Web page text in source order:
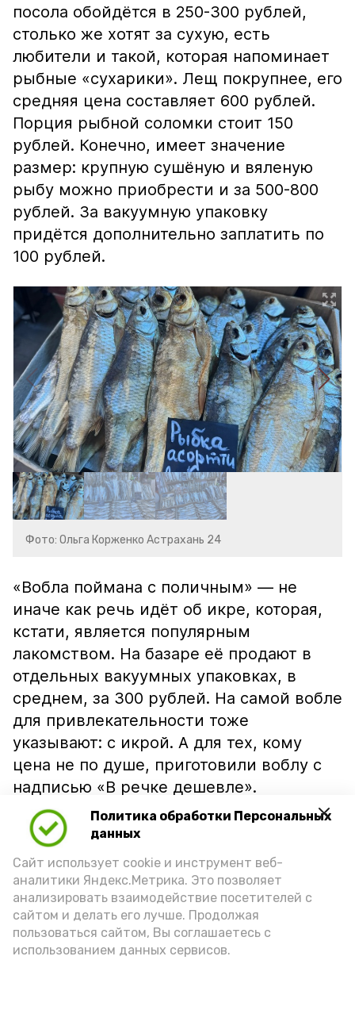
Политика обработки Персональных
данных
Сайт использует cookie и инструмент веб-
аналитики Яндекс.Метрика. Это позволяет
анализировать взаимодействие посетителей с
сайтом и делать его лучше. Продолжая
пользоваться сайтом, Вы соглашаетесь с
использованием данных сервисов.
посола обойдётся в 250-300 рублей,
столько же хотят за сухую, есть
любители и такой, которая напоминает
рыбные «сухарики». Лещ покрупнее, его
средняя цена составляет 600 рублей.
Порция рыбной соломки стоит 150
рублей. Конечно, имеет значение
размер: крупную сушёную и вяленую
рыбу можно приобрести и за 500-800
рублей. За вакуумную упаковку
придётся дополнительно заплатить по
100 рублей.
Фото: Ольга Корженко Астрахань 24
«Вобла поймана с поличным» — не
иначе как речь идёт об икре, которая,
кстати, является популярным
лакомством. На базаре её продают в
отдельных вакуумных упаковках, в
среднем, за 300 рублей. На самой вобле
для привлекательности тоже
указывают: с икрой. А для тех, кому
цена не по душе, приготовили воблу с
надписью «В речке дешевле».